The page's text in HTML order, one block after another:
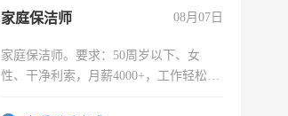
家庭保洁师 08月07日
家庭保洁师。要求：50周岁以下、女
性、干净利索，月薪4000+，工作轻松，